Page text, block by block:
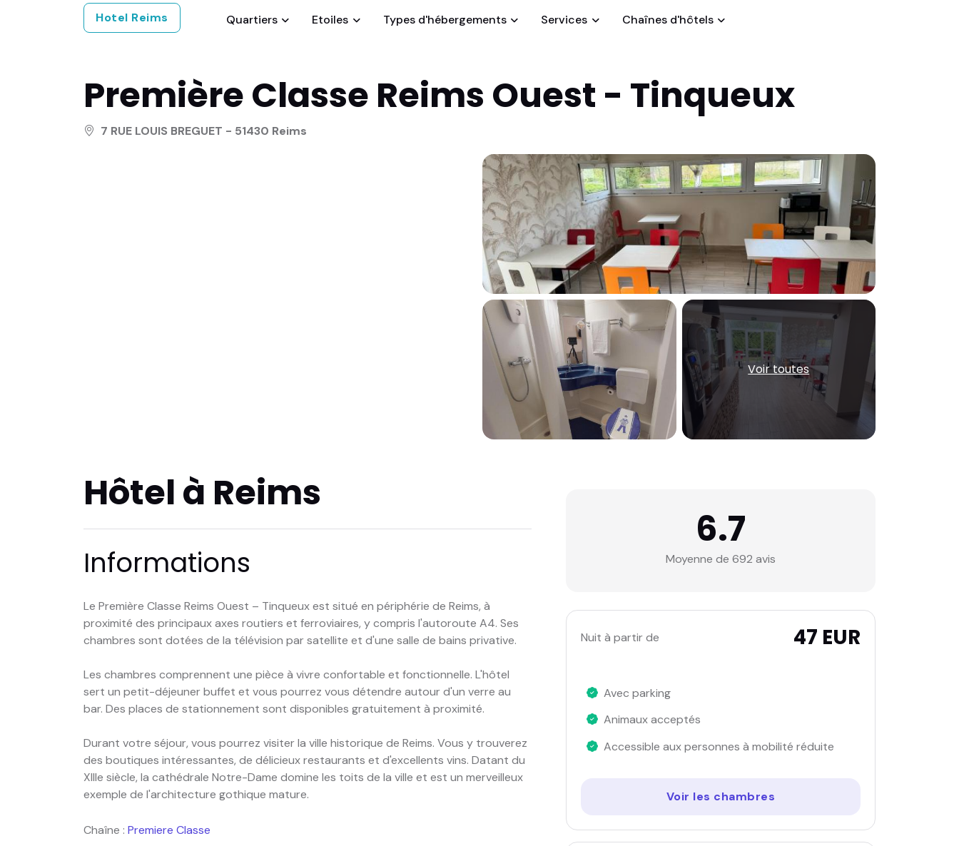
Hotel Reims Quartiers Etoiles Types d'hébergements Services Chaînes d'hôtels
Première Classe Reims Ouest - Tinqueux
7 RUE LOUIS BREGUET - 51430 Reims
Voir toutes
Hôtel à Reims
Informations
Le Première Classe Reims Ouest – Tinqueux est situé en périphérie de Reims, à
proximité des principaux axes routiers et ferroviaires, y compris l'autoroute A4. Ses
chambres sont dotées de la télévision par satellite et d'une salle de bains privative.
Les chambres comprennent une pièce à vivre confortable et fonctionnelle. L'hôtel
sert un petit-déjeuner buffet et vous pourrez vous détendre autour d'un verre au
bar. Des places de stationnement sont disponibles gratuitement à proximité.
Durant votre séjour, vous pourrez visiter la ville historique de Reims. Vous y trouverez
des boutiques intéressantes, de délicieux restaurants et d'excellents vins. Datant du
XIIIe siècle, la cathédrale Notre-Dame domine les toits de la ville et est un merveilleux
exemple de l'architecture gothique mature.
Chaîne : Premiere Classe
6.7
Moyenne de 692 avis
Nuit à partir de 47 EUR
Avec parking
Animaux acceptés
Accessible aux personnes à mobilité réduite
Voir les chambres